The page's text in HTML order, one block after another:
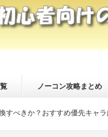
ノーコン攻略まとめ
すべきか？おすすめ優先キャ